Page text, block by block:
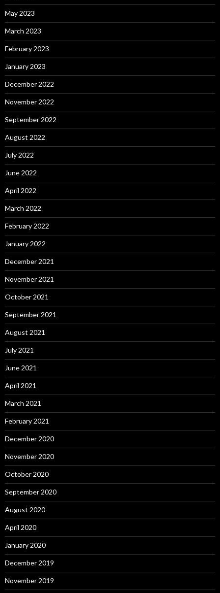
May 2023
March 2023
February 2023
January 2023
December 2022
November 2022
September 2022
August 2022
July 2022
June 2022
April 2022
March 2022
February 2022
January 2022
December 2021
November 2021
October 2021
September 2021
August 2021
July 2021
June 2021
April 2021
March 2021
February 2021
December 2020
November 2020
October 2020
September 2020
August 2020
April 2020
January 2020
December 2019
November 2019